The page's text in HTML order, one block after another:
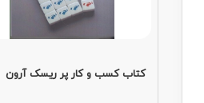
کتاب کسب و کار پر ریسک آرون